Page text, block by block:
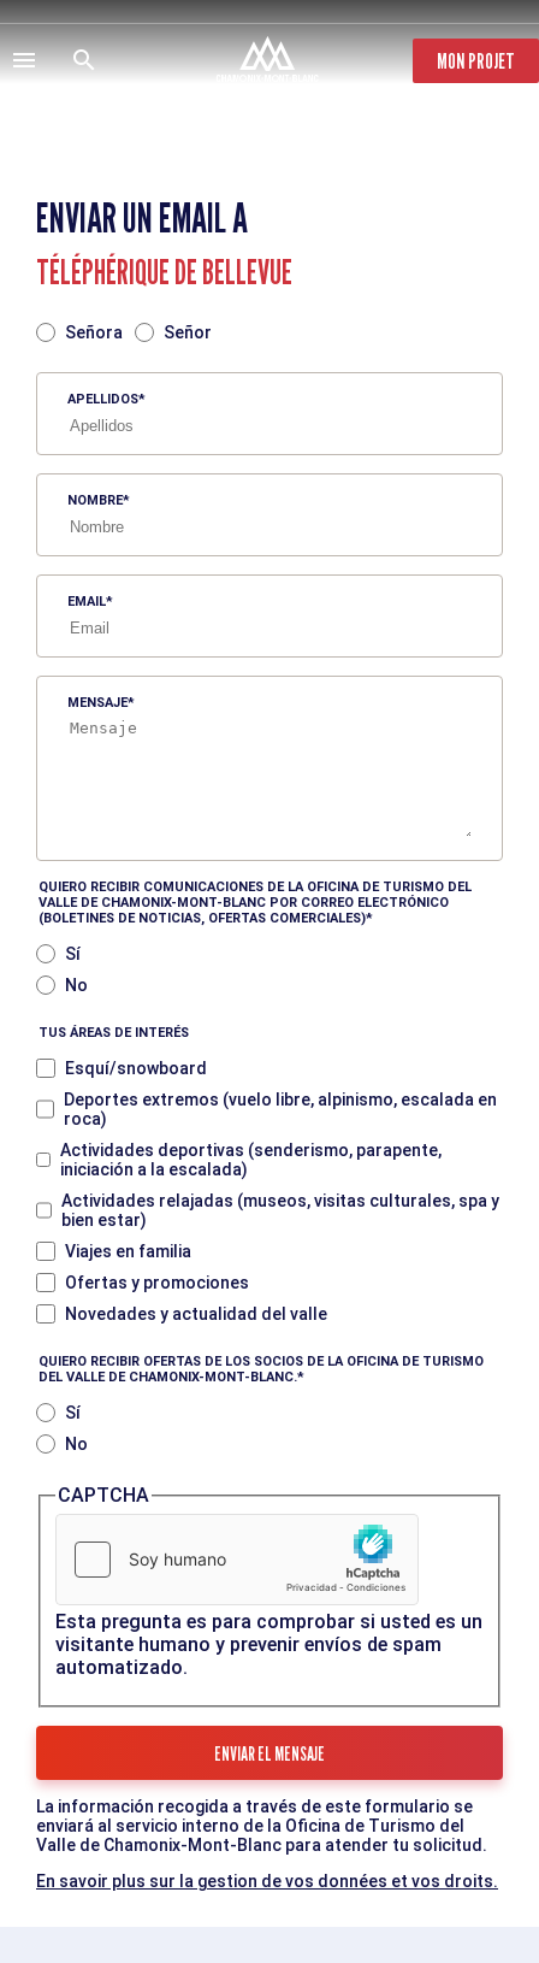
Pasar
al
contenido
principal
MON PROJET
ENVIAR UN EMAIL A
TÉLÉPHÉRIQUE DE BELLEVUE
Señora Señor
APELLIDOS
NOMBRE
EMAIL
MENSAJE
QUIERO RECIBIR COMUNICACIONES DE LA OFICINA DE TURISMO DEL
VALLE DE CHAMONIX-MONT-BLANC POR CORREO ELECTRÓNICO
(BOLETINES DE NOTICIAS, OFERTAS COMERCIALES)
Sí
No
TUS ÁREAS DE INTERÉS
Esquí/snowboard
Deportes extremos (vuelo libre, alpinismo, escalada en
roca)
Actividades deportivas (senderismo, parapente,
iniciación a la escalada)
Actividades relajadas (museos, visitas culturales, spa y
bien estar)
Viajes en familia
Ofertas y promociones
Novedades y actualidad del valle
QUIERO RECIBIR OFERTAS DE LOS SOCIOS DE LA OFICINA DE TURISMO
DEL VALLE DE CHAMONIX-MONT-BLANC.
Sí
No
CAPTCHA
Esta pregunta es para comprobar si usted es un
visitante humano y prevenir envíos de spam
automatizado.
La información recogida a través de este formulario se
enviará al servicio interno de la Oficina de Turismo del
Valle de Chamonix-Mont-Blanc para atender tu solicitud.
En savoir plus sur la gestion de vos données et vos droits.